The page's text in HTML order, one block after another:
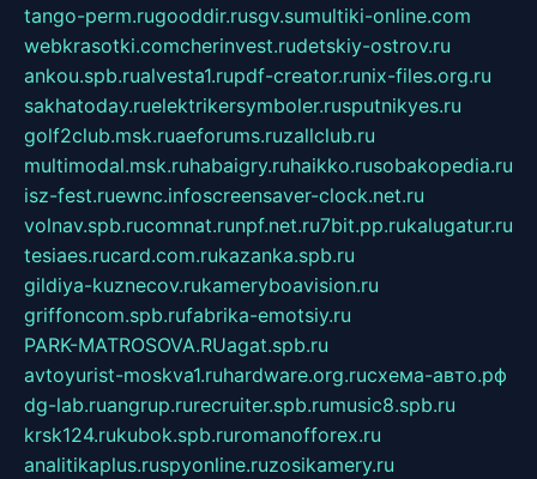
tango-perm.rugooddir.rusgv.sumultiki-online.com
webkrasotki.comcherinvest.rudetskiy-ostrov.ru
ankou.spb.rualvesta1.rupdf-creator.runix-files.org.ru
sakhatoday.ruelektrikersymboler.rusputnikyes.ru
golf2club.msk.ruaeforums.ruzallclub.ru
multimodal.msk.ruhabaigry.ruhaikko.rusobakopedia.ru
isz-fest.ruewnc.infoscreensaver-clock.net.ru
volnav.spb.rucomnat.runpf.net.ru7bit.pp.rukalugatur.ru
tesiaes.rucard.com.rukazanka.spb.ru
gildiya-kuznecov.rukameryboavision.ru
griffoncom.spb.rufabrika-emotsiy.ru
PARK-MATROSOVA.RUagat.spb.ru
avtoyurist-moskva1.ruhardware.org.ruсхема-авто.рф
dg-lab.ruangrup.rurecruiter.spb.rumusic8.spb.ru
krsk124.rukubok.spb.ruromanofforex.ru
analitikaplus.ruspyonline.ruzosikamery.ru